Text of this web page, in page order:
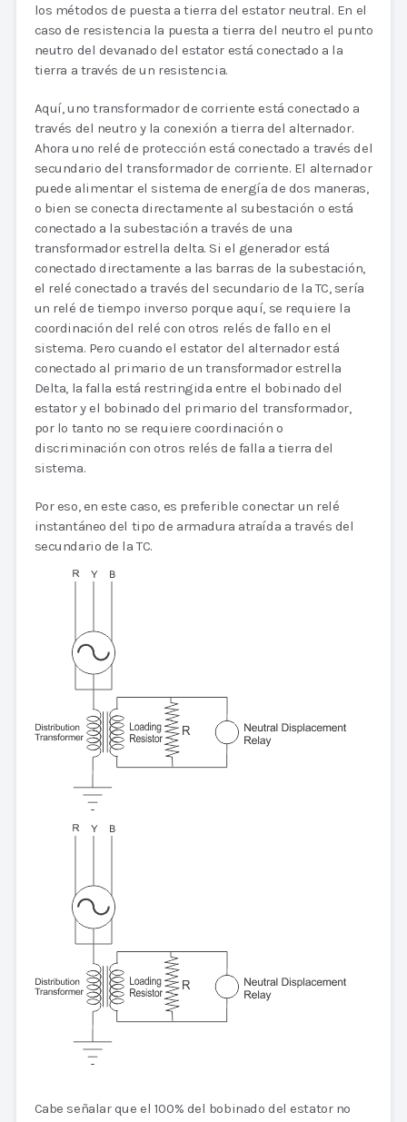
los métodos de puesta a tierra del estator neutral. En el
caso de resistencia la puesta a tierra del neutro el punto
neutro del devanado del estator está conectado a la
tierra a través de un resistencia.
Aquí, uno transformador de corriente está conectado a
través del neutro y la conexión a tierra del alternador.
Ahora uno relé de protección está conectado a través del
secundario del transformador de corriente. El alternador
puede alimentar el sistema de energía de dos maneras,
o bien se conecta directamente al subestación o está
conectado a la subestación a través de una
transformador estrella delta. Si el generador está
conectado directamente a las barras de la subestación,
el relé conectado a través del secundario de la TC, sería
un relé de tiempo inverso porque aquí, se requiere la
coordinación del relé con otros relés de fallo en el
sistema. Pero cuando el estator del alternador está
conectado al primario de un transformador estrella
Delta, la falla está restringida entre el bobinado del
estator y el bobinado del primario del transformador,
por lo tanto no se requiere coordinación o
discriminación con otros relés de falla a tierra del
sistema.
Por eso, en este caso, es preferible conectar un relé
instantáneo del tipo de armadura atraída a través del
secundario de la TC.
Cabe señalar que el 100% del bobinado del estator no